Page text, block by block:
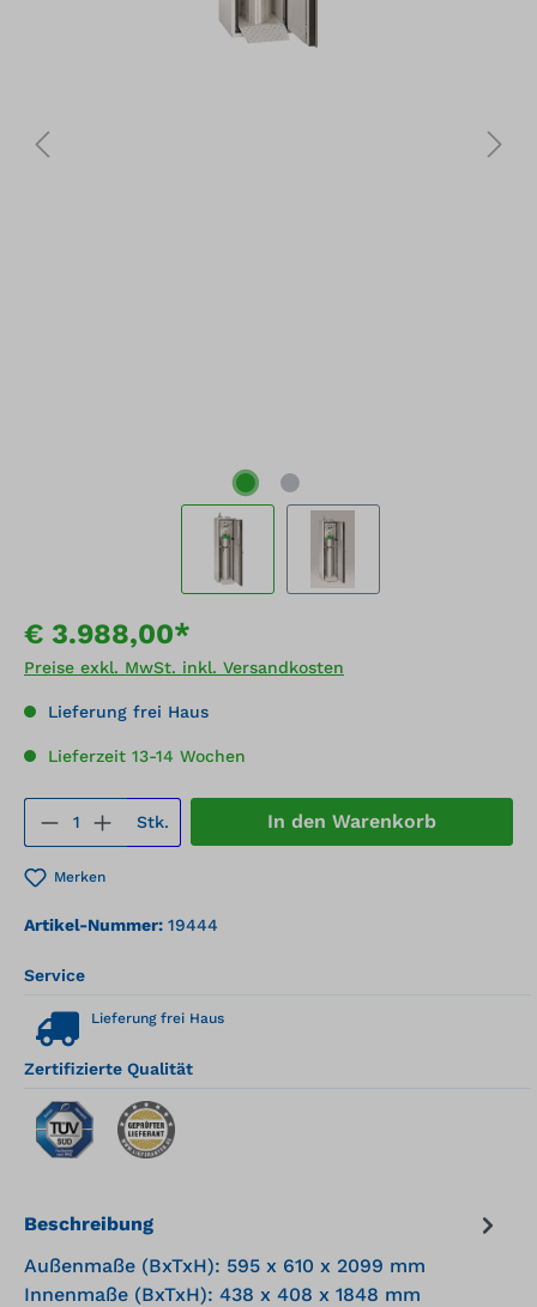
€ 3.988,00*
Preise exkl. MwSt. inkl. Versandkosten
Lieferung frei Haus
Lieferzeit 13-14 Wochen
Produkt Anzahl: Gib den
Stk. In den Warenkorb
Merken
Artikel-Nummer: 19444
Service
Lieferung frei Haus
Zertifizierte Qualität
Beschreibung
Außenmaße (BxTxH): 595 x 610 x 2099 mm
Innenmaße (BxTxH): 438 x 408 x 1848 mm